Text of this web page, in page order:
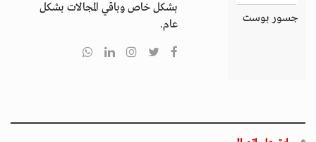
جسور بوست
بشكل خاص وباقي المجالات بشكل
عام.